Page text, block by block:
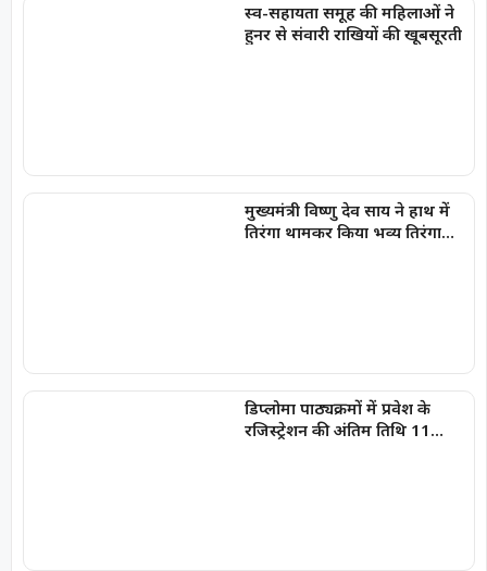
स्व-सहायता समूह की महिलाओं ने
हुनर से संवारी राखियों की खूबसूरती
मुख्यमंत्री विष्णु देव साय ने हाथ में
तिरंगा थामकर किया भव्य तिरंगा
डिप्लोमा पाठ्यक्रमों में प्रवेश के
रजिस्ट्रेशन की अंतिम तिथि 11